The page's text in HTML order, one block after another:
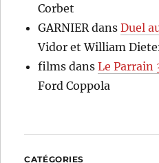
Corbet
GARNIER dansDuel
Vidor et William
films dansLe Parrain
Ford Coppola
CATÉGORIES